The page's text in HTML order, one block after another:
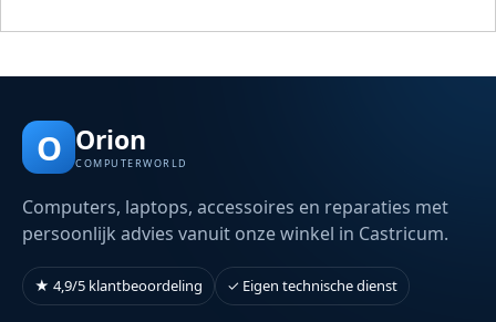
O Orion
COMPUTERWORLD
Computers, laptops, accessoires en reparaties met
persoonlijk advies vanuit onze winkel in Castricum.
★ 4,9/5 klantbeoordeling ✓ Eigen technische dienst